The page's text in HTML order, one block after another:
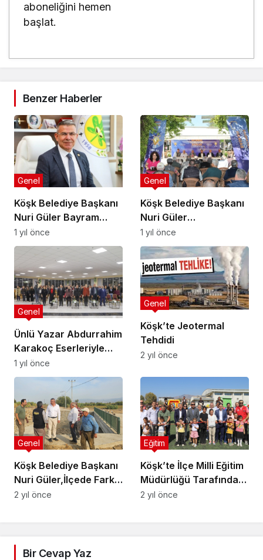
aboneliğini hemen
başlat.
Benzer Haberler
Köşk Belediye Başkanı
Nuri Güler Bayram
Mesajı Yayınladı
Genel
1 yıl önce
Köşk Belediye Başkanı
Nuri Güler
Vatandaşların
Sorularını Cevapladı
Genel
1 yıl önce
Ünlü Yazar Abdurrahim
Karakoç Eserleriyle
Anıldı
Genel
1 yıl önce
Köşk’te Jeotermal
Tehdidi
Genel
2 yıl önce
Köşk Belediye Başkanı
Nuri Güler,İlçede Farklı
Noktalarda Devam
Genel
2 yıl önce
Köşk’te İlçe Milli Eğitim
Müdürlüğü Tarafından
Sene Başı Çocuk
Eğitim
2 yıl önce
Bir Cevap Yaz